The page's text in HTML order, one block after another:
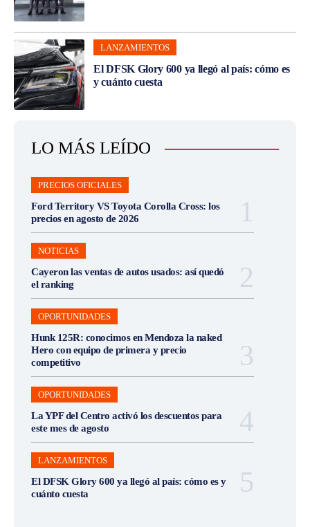
LANZAMIENTOS
El DFSK Glory 600 ya llegó al país: cómo es
y cuánto cuesta
LO MÁS LEÍDO
PRECIOS OFICIALES
Ford Territory VS Toyota Corolla Cross: los
precios en agosto de 2026
NOTICIAS
Cayeron las ventas de autos usados: así quedó
el ranking
OPORTUNIDADES
Hunk 125R: conocimos en Mendoza la naked
Hero con equipo de primera y precio
competitivo
OPORTUNIDADES
La YPF del Centro activó los descuentos para
este mes de agosto
LANZAMIENTOS
El DFSK Glory 600 ya llegó al país: cómo es y
cuánto cuesta